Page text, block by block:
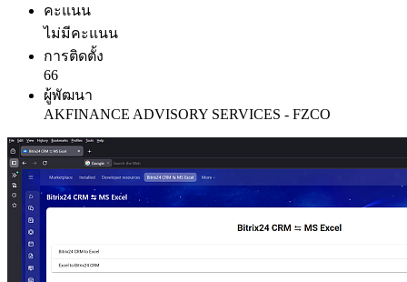
คะแนน
ไม่มีคะแนน
การติดตั้ง
66
ผู้พัฒนา
AKFINANCE ADVISORY SERVICES - FZCO